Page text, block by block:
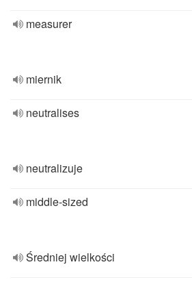
measurer
miernik
neutralises
neutralizuje
middle-sized
Średniej wielkości